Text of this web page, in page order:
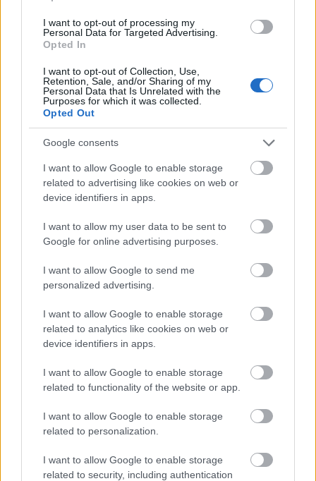
I want to opt-out of processing my
Personal Data for Targeted Advertising.
Opted In
I want to opt-out of Collection, Use,
Retention, Sale, and/or Sharing of my
Personal Data that Is Unrelated with the
Purposes for which it was collected.
Opted Out
Google consents
I want to allow Google to enable storage
related to advertising like cookies on web or
device identifiers in apps.
I want to allow my user data to be sent to
Google for online advertising purposes.
I want to allow Google to send me
personalized advertising.
I want to allow Google to enable storage
related to analytics like cookies on web or
device identifiers in apps.
I want to allow Google to enable storage
related to functionality of the website or app.
I want to allow Google to enable storage
related to personalization.
I want to allow Google to enable storage
related to security, including authentication